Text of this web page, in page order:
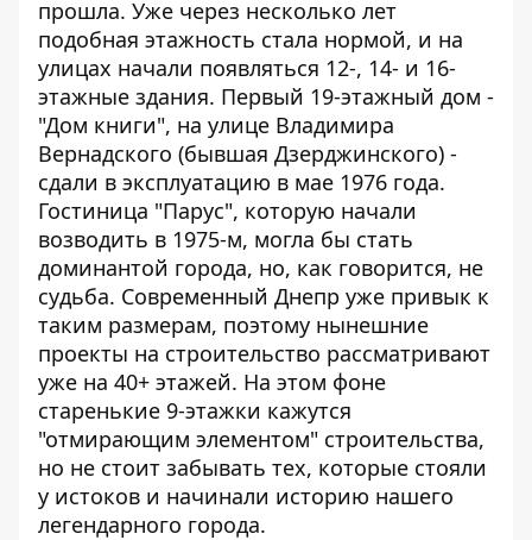
прошла. Уже через несколько лет
подобная этажность стала нормой, и на
улицах начали появляться 12-, 14- и 16-
этажные здания. Первый 19-этажный дом -
"Дом книги", на улице Владимира
Вернадского (бывшая Дзерджинского) -
сдали в эксплуатацию в мае 1976 года.
Гостиница "Парус", которую начали
возводить в 1975-м, могла бы стать
доминантой города, но, как говорится, не
судьба. Современный Днепр уже привык к
таким размерам, поэтому нынешние
проекты на строительство рассматривают
уже на 40+ этажей. На этом фоне
старенькие 9-этажки кажутся
"отмирающим элементом" строительства,
но не стоит забывать тех, которые стояли
у истоков и начинали историю нашего
легендарного города.